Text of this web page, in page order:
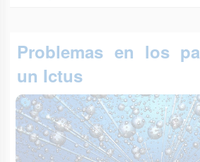
Problemas en los
un Ictus